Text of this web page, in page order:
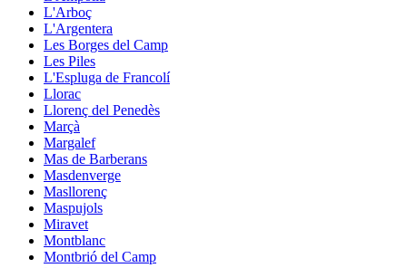
L'Arboç
L'Argentera
Les Borges del Camp
Les Piles
L'Espluga de Francolí
Llorac
Llorenç del Penedès
Marçà
Margalef
Mas de Barberans
Masdenverge
Masllorenç
Maspujols
Miravet
Montblanc
Montbrió del Camp